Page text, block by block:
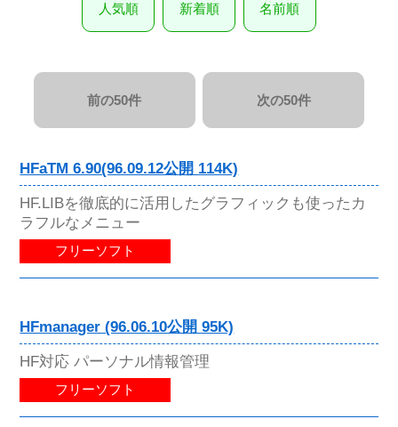
人気順 新着順 名前順
前の50件 次の50件
HFaTM 6.90(96.09.12公開 114K)
HF.LIBを徹底的に活用したグラフィックも使ったカ
ラフルなメニュー
フリーソフト
HFmanager (96.06.10公開 95K)
HF対応 パーソナル情報管理
フリーソフト